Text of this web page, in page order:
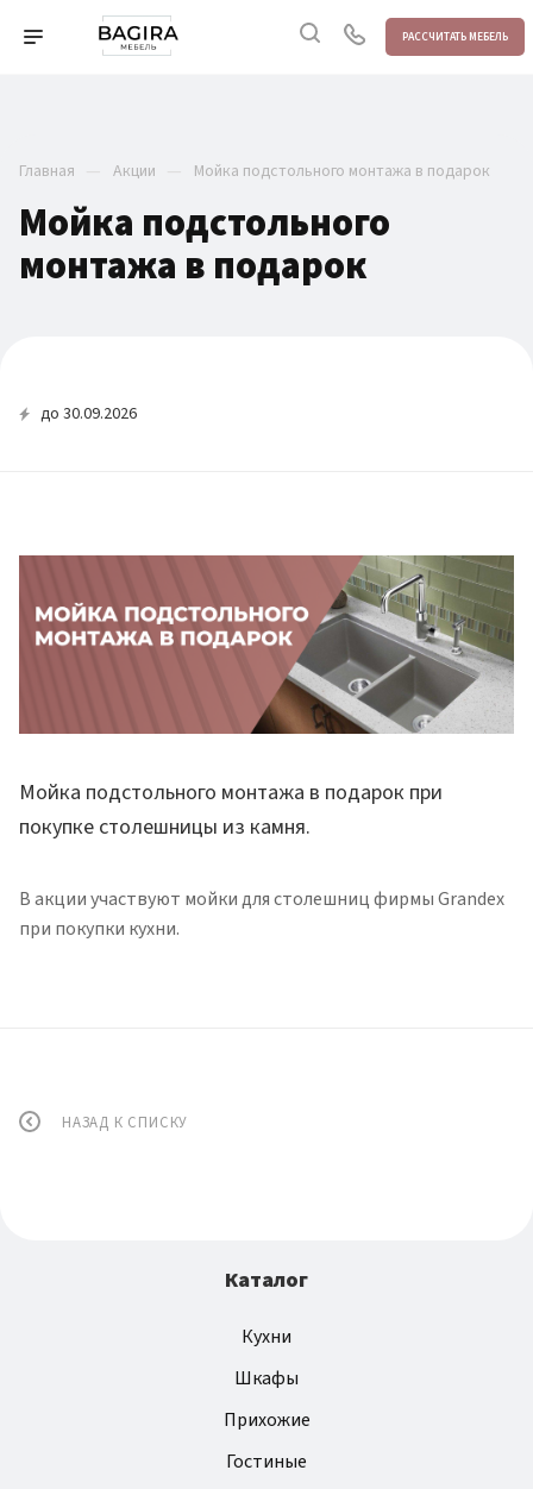
РАССЧИТАТЬ МЕБЕЛЬ
Главная Акции Мойка подстольного монтажа в подарок
Мойка подстольного
монтажа в подарок
до 30.09.2026
Мойка подстольного монтажа в подарок при
покупке столешницы из камня.
В акции участвуют мойки для столешниц фирмы Grandex
при покупки кухни.
НАЗАД К СПИСКУ
Каталог
Кухни
Шкафы
Прихожие
Гостиные